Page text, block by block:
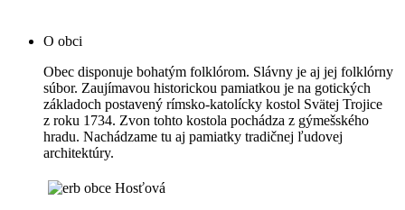
O obci
Obec disponuje bohatým folklórom. Slávny je aj jej folklórny
súbor. Zaujímavou historickou pamiatkou je na gotických
základoch postavený rímsko-katolícky kostol Svätej Trojice
z roku 1734. Zvon tohto kostola pochádza z gýmešského
hradu. Nachádzame tu aj pamiatky tradičnej ľudovej
architektúry.